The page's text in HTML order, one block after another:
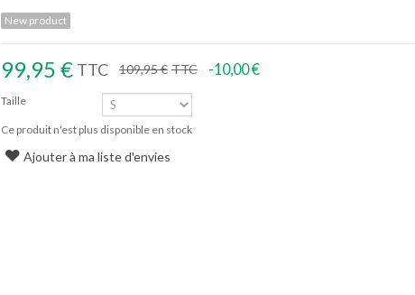
New product
99,95 € TTC 109,95 € TTC -10,00 €
Taille
Ce produit n'est plus disponible en stock
Ajouter à ma liste d'envies